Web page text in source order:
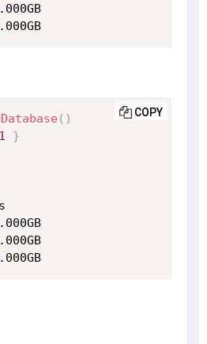
.000GB
.000GB
( )
1
}
.000GB
.000GB
COPY